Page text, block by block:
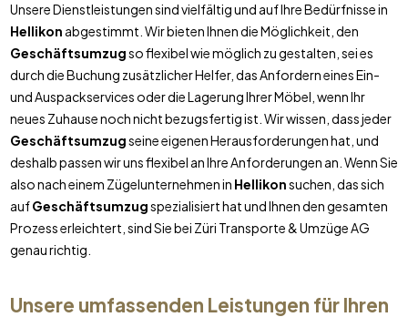
Unsere Dienstleistungen sind vielfältig und auf Ihre Bedürfnisse in
Hellikon abgestimmt. Wir bieten Ihnen die Möglichkeit, den
Geschäftsumzugso flexibel wie möglich zu gestalten, sei es
durch die Buchung zusätzlicher Helfer, das Anfordern eines Ein-
und Auspackservices oder die Lagerung Ihrer Möbel, wenn Ihr
neues Zuhause noch nicht bezugsfertig ist. Wir wissen, dass jeder
Geschäftsumzugseine eigenen Herausforderungen hat, und
deshalb passen wir uns flexibel an Ihre Anforderungen an. Wenn Sie
also nach einem Zügelunternehmen in Hellikonsuchen, das sich
aufGeschäftsumzugspezialisiert hat und Ihnen den gesamten
Prozess erleichtert, sind Sie bei Züri Transporte & Umzüge AG
genau richtig.
Unsere umfassenden Leistungen für Ihren